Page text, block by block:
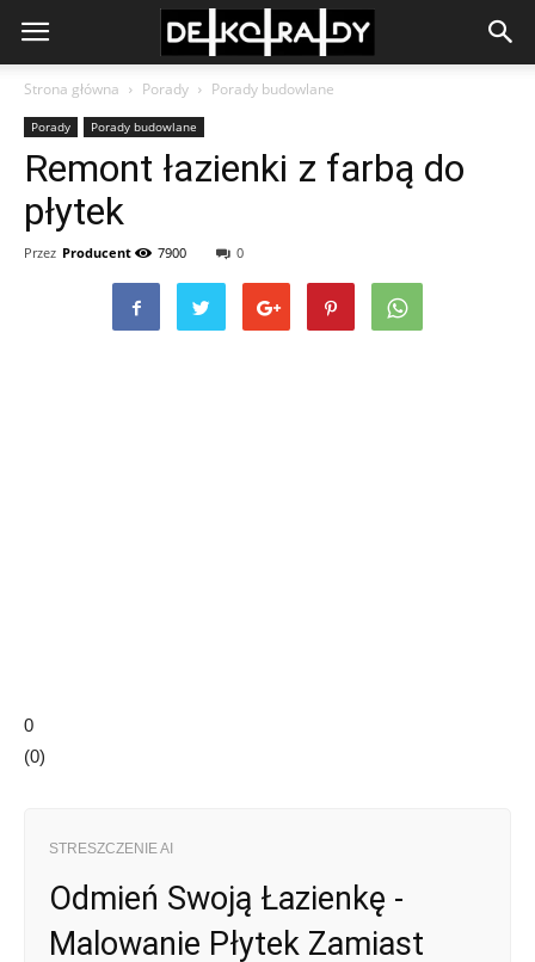
Strona główna Porady Porady budowlane
Porady Porady budowlane
Remont łazienki z farbą do
płytek
Przez Producent 7900 0
0
(0)
STRESZCZENIE AI
Odmień Swoją Łazienkę -
Malowanie Płytek Zamiast